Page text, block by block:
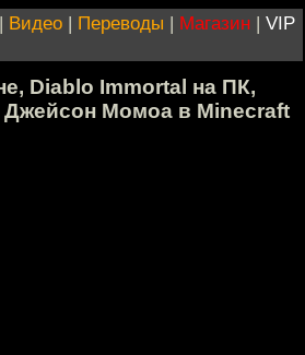
| Видео | Переводы | Магазин | VIP
Diablo Immortal на ПК,
Джейсон Момоа в Minecraft